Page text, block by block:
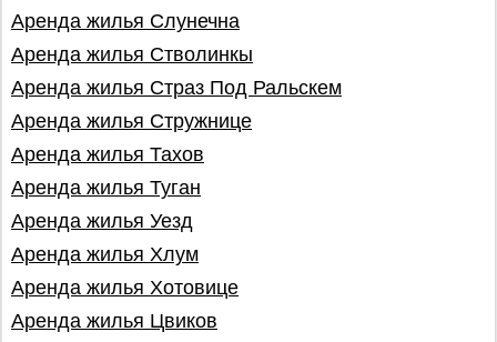
Аренда жилья Слунечна
Аренда жилья Стволинкы
Аренда жилья Страз Под Ральскем
Аренда жилья Стружнице
Аренда жилья Тахов
Аренда жилья Туган
Аренда жилья Уезд
Аренда жилья Хлум
Аренда жилья Хотовице
Аренда жилья Цвиков